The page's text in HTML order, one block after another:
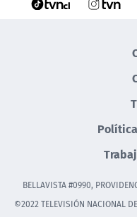
BELLAVISTA #0990,
©2022 TELEVISIÓN NACIONAL